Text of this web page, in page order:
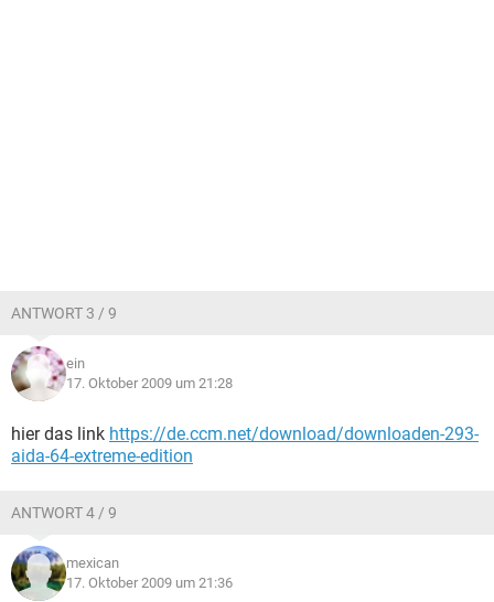
ANTWORT 3 / 9
ein
17. Oktober 2009 um 21:28
hier das link https://de.ccm.net/download/downloaden-293-
aida-64-extreme-edition
ANTWORT 4 / 9
mexican
17. Oktober 2009 um 21:36